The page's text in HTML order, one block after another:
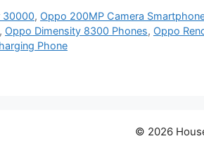
30000, Oppo 200MP Camera
, Oppo Dimensity 8300 Phones, Oppo
Phone
© 2026